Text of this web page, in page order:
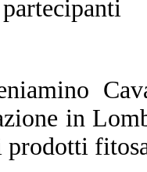
in
prodotti